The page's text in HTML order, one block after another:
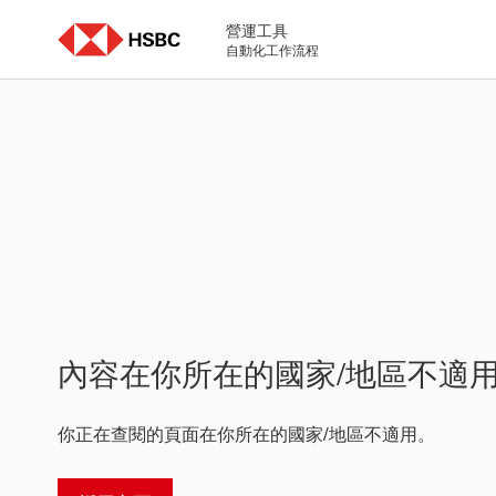
to
content
營運工具
自動化工作流程
內容在你所在的國家/地區不適
你正在查閱的頁面在你所在的國家/地區不適用。